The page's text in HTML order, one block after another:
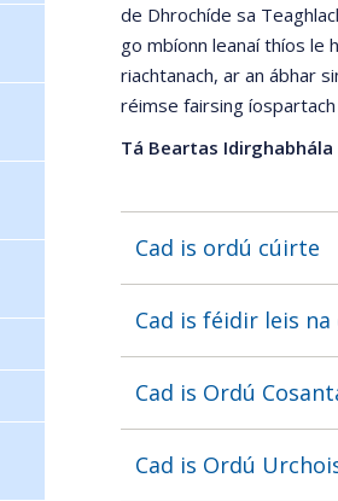
de Dhrochíde sa
go mbíonn leanaí thíos le
riachtanach, ar an ábhar
réimse fairsing íospartach
Tá Beartas
Cad is ordú cúirte
Cad is féidir leis
Cad is Ordú
Cad is Ordú